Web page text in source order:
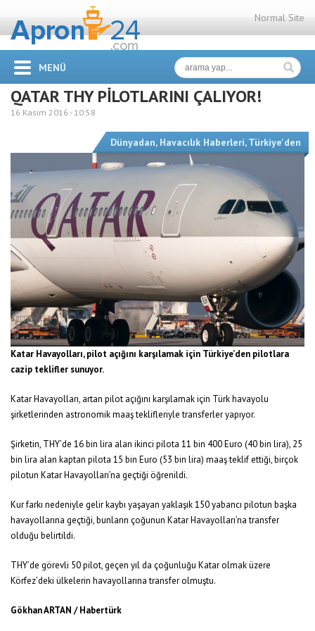
Normal Site
MENÜ
QATAR THY PİLOTLARINI ÇALIYOR!
16 Kasım 2016 - 10:58
Dünyadan, Havacılık Haberleri,Türkiye'den
Katar Havayolları, pilot açığını karşılamak için Türkiye’den pilotlara
cazip teklifler sunuyor.
Katar Havayolları, artan pilot açığını karşılamak için Türk havayolu
şirketlerinden astronomik maaş teklifleriyle transferler yapıyor.
Şirketin, THY’de 16 bin lira alan ikinci pilota 11 bin 400 Euro (40 bin lira), 25
bin lira alan kaptan pilota 15 bin Euro (53 bin lira) maaş teklif ettiği, birçok
pilotun Katar Havayolları’na geçtiği öğrenildi.
Kur farkı nedeniyle gelir kaybı yaşayan yaklaşık 150 yabancı pilotun başka
havayollarına geçtiği, bunların çoğunun Katar Havayolları’na transfer
olduğu belirtildi.
THY’de görevli 50 pilot, geçen yıl da çoğunluğu Katar olmak üzere
Körfez’deki ülkelerin havayollarına transfer olmuştu.
Gökhan ARTAN / Habertürk